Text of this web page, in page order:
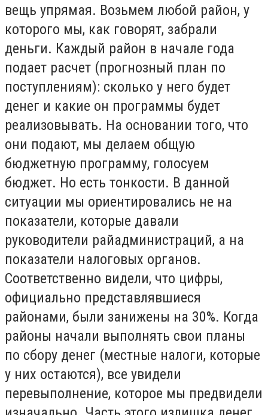
вещь упрямая. Возьмем любой район, у
которого мы, как говорят, забрали
деньги. Каждый район в начале года
подает расчет (прогнозный план по
поступлениям): сколько у него будет
денег и какие он программы будет
реализовывать. На основании того, что
они подают, мы делаем общую
бюджетную программу, голосуем
бюджет. Но есть тонкости. В данной
ситуации мы ориентировались не на
показатели, которые давали
руководители райадминистраций, а на
показатели налоговых органов.
Соответственно видели, что цифры,
официально представлявшиеся
районами, были занижены на 30%. Когда
районы начали выполнять свои планы
по сбору денег (местные налоги, которые
у них остаются), все увидели
перевыполнение, которое мы предвидели